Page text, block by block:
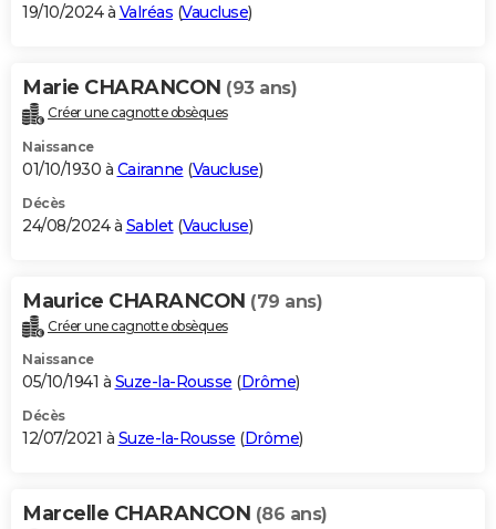
19/10/2024 à Valréas (Vaucluse)
Marie CHARANCON (93 ans)
Créer une cagnotte obsèques
Naissance
01/10/1930 à Cairanne (Vaucluse)
Décès
24/08/2024 à Sablet(Vaucluse)
Maurice CHARANCON (79 ans)
Créer une cagnotte obsèques
Naissance
05/10/1941 à Suze-la-Rousse (Drôme)
Décès
12/07/2021 à Suze-la-Rousse (Drôme)
Marcelle CHARANCON (86 ans)